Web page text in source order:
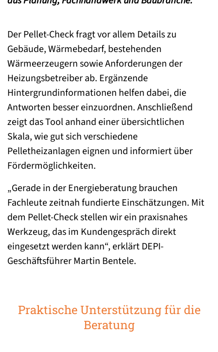
Der Pellet-Check fragt vor allem Details zu
Gebäude, Wärmebedarf, bestehenden
Wärmeerzeugern sowie Anforderungen der
Heizungsbetreiber ab. Ergänzende
Hintergrundinformationen helfen dabei, die
Antworten besser einzuordnen. Anschließend
zeigt das Tool anhand einer übersichtlichen
Skala, wie gut sich verschiedene
Pelletheizanlagen eignen und informiert über
Fördermöglichkeiten.
„Gerade in der Energieberatung brauchen
Fachleute zeitnah fundierte Einschätzungen. Mit
dem Pellet-Check stellen wir ein praxisnahes
Werkzeug, das im Kundengespräch direkt
eingesetzt werden kann“, erklärt DEPI-
Geschäftsführer Martin Bentele.
Praktische Unterstützung für die
Beratung